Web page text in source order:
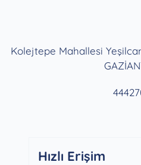
Kolejtepe Mahallesi
Hızlı Erişim